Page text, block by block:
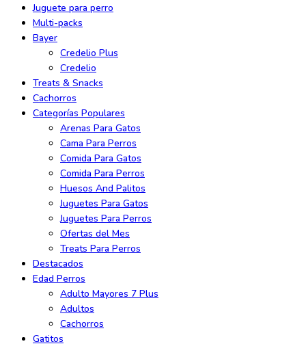
Juguete para perro
Multi-packs
Bayer
Credelio Plus
Credelio
Treats & Snacks
Cachorros
Categorías Populares
Arenas Para Gatos
Cama Para Perros
Comida Para Gatos
Comida Para Perros
Huesos And Palitos
Juguetes Para Gatos
Juguetes Para Perros
Ofertas del Mes
Treats Para Perros
Destacados
Edad Perros
Adulto Mayores 7 Plus
Adultos
Cachorros
Gatitos